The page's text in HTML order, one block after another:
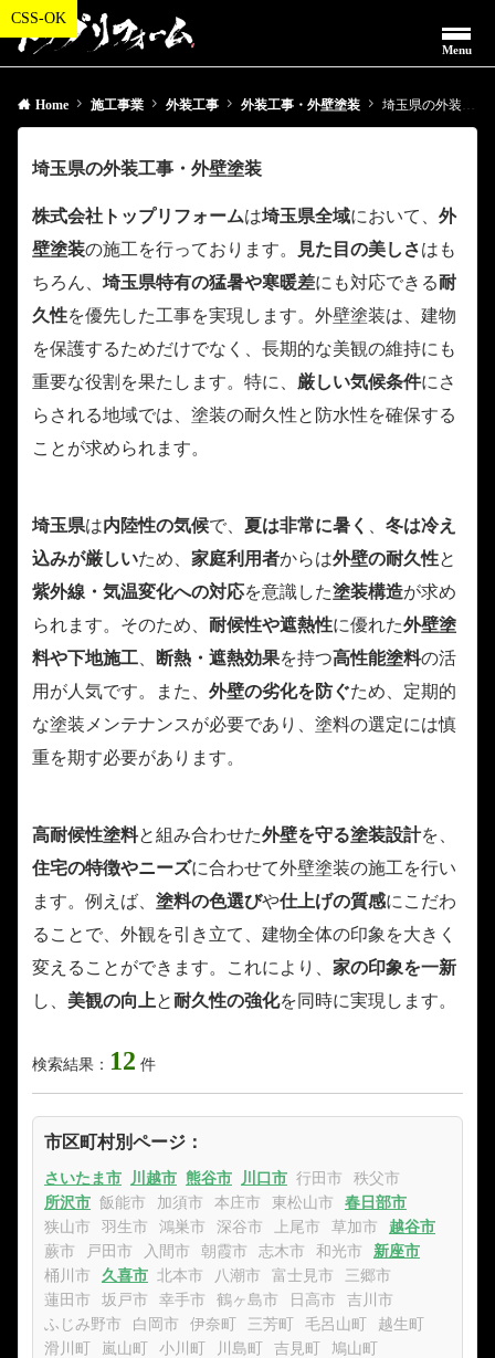
Menu
Home 施工事業 外装工事 外装工事・外壁塗装 埼玉県の外装工事・外壁塗装
埼玉県の外装工事・外壁塗装
株式会社トップリフォームは埼玉県全域において、 外
壁塗装の施工を行っております。 見た目の美しさはも
ちろん、 埼玉県特有の猛暑や寒暖差にも対応できる耐
久性を優先した工事を実現します。外壁塗装は、建物
を保護するためだけでなく、長期的な美観の維持にも
重要な役割を果たします。特に、 厳しい気候条件にさ
らされる地域では、塗装の耐久性と防水性を確保する
ことが求められます。
埼玉県は内陸性の気候で、 夏は非常に暑く
冬は冷え
込みが厳しいため、 家庭利用者からは外壁の耐久性と
紫外線・気温変化への対応を意識した塗装構造が求め
られます。そのため、 耐候性や遮熱性に優れた外壁塗
料や下地施工
断熱・遮熱効果を持つ高性能塗料の活
用が人気です。また、 外壁の劣化を防ぐため、定期的
な塗装メンテナンスが必要であり、塗料の選定には慎
重を期す必要があります。
高耐候性塗料と組み合わせた外壁を守る塗装設計を、
住宅の特徴やニーズに合わせて外壁塗装の施工を行い
ます。例えば、 塗料の色選びや仕上げの質感にこだわ
ることで、外観を引き立て、建物全体の印象を大きく
変えることができます。これにより、 家の印象を一新
し、 美観の向上と耐久性の強化を同時に実現します。
検索結果： 12 件
市区町村別ページ：
さいたま市 川越市 熊谷市 川口市 行田市
秩父市
所沢市 飯能市 加須市 本庄市 東松山市
春日部市
狭山市
羽生市 鴻巣市 深谷市 上尾市 草加市
越谷市
蕨市
戸田市 入間市 朝霞市 志木市 和光市
新座市
桶川市
久喜市 北本市 八潮市 富士見市
三郷市
蓮田市
坂戸市 幸手市 鶴ヶ島市 日高市
吉川市
ふじみ野市
白岡市 伊奈町 三芳町 毛呂山町
越生町
滑川町
嵐山町 小川町 川島町 吉見町
鳩山町